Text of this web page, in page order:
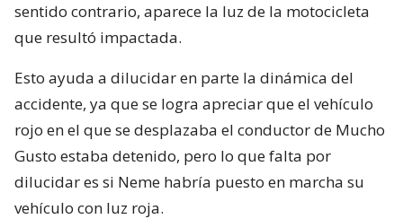
sentido contrario, aparece la luz de la motocicleta
que resultó impactada.
Esto ayuda a dilucidar en parte la dinámica del
accidente, ya que se logra apreciar que el vehículo
rojo en el que se desplazaba el conductor de Mucho
Gusto estaba detenido, pero lo que falta por
dilucidar es si Neme habría puesto en marcha su
vehículo con luz roja.